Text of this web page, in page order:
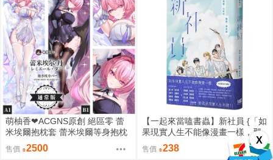
X
萌柚香❤ACGNS原創 絕區零 蕾
米埃爾抱枕套 蕾米埃爾等身抱枕
套 蕾米埃爾枕頭套 蕾米埃爾枕套
動漫等身抱枕套
售價 2500
【一起來當嗑書蟲】新社員 {「如
果現實人生不能像漫畫一樣，那
就是現實人生的錯！」}
售價 238